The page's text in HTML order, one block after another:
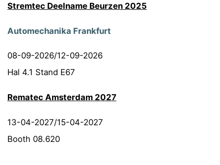
Stremtec Deelname Beurzen 2025
Automechanika Frankfurt
08-09-2026/12-09-2026
Hal 4.1 Stand E67
Rematec Amsterdam 2027
13-04-2027/15-04-2027
Booth 08.620